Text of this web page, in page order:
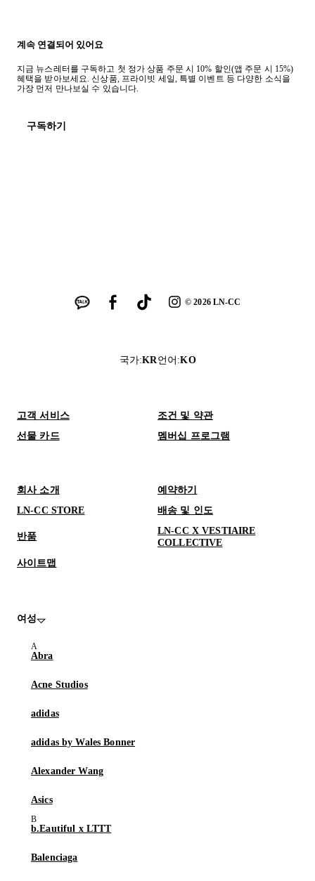
계속 연결되어 있어요
지금 뉴스레터를 구독하고 첫 정가 상품 주문 시 10% 할인(앱 주문 시 15%)
혜택을 받아보세요. 신상품, 프라이빗 세일, 특별 이벤트 등 다양한 소식을
가장 먼저 만나보실 수 있습니다.
구독하기
©2026LN-CC
국가:KR 언어 :KO
고객 서비스
조건 및 약관
선물 카드
멤버십 프로그램
회사 소개
예약하기
LN-CC STORE
배송 및 인도
반품
LN-CC X VESTIAIRE
COLLECTIVE
사이트맵
여성
Abra
Acne Studios
adidas
adidas by Wales Bonner
Alexander Wang
Asics
b.Eautiful x LTTT
Balenciaga